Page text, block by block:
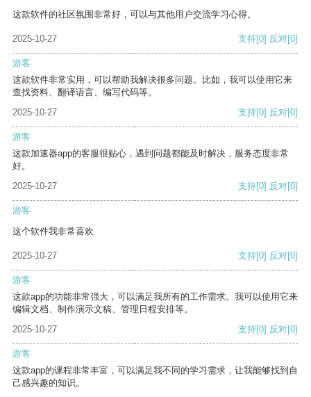
这款软件的社区氛围非常好，可以与其他用户交流学习心得。
2025-10-27 支持[0] 反对[0]
游客
这款软件非常实用，可以帮助我解决很多问题。比如，我可以使用它来
查找资料、翻译语言、编写代码等。
2025-10-27
支持[0] 反对[0]
游客
这款加速器app的客服很贴心，遇到问题都能及时解决，服务态度非常
好。
2025-10-27
支持[0] 反对[0]
游客
这个软件我非常喜欢
2025-10-27 支持[0] 反对[0]
游客
这款app的功能非常强大，可以满足我所有的工作需求。我可以使用它来
编辑文档、制作演示文稿、管理日程安排等。
2025-10-27
支持[0] 反对[0]
游客
这款app的课程非常丰富，可以满足我不同的学习需求，让我能够找到自
己感兴趣的知识。